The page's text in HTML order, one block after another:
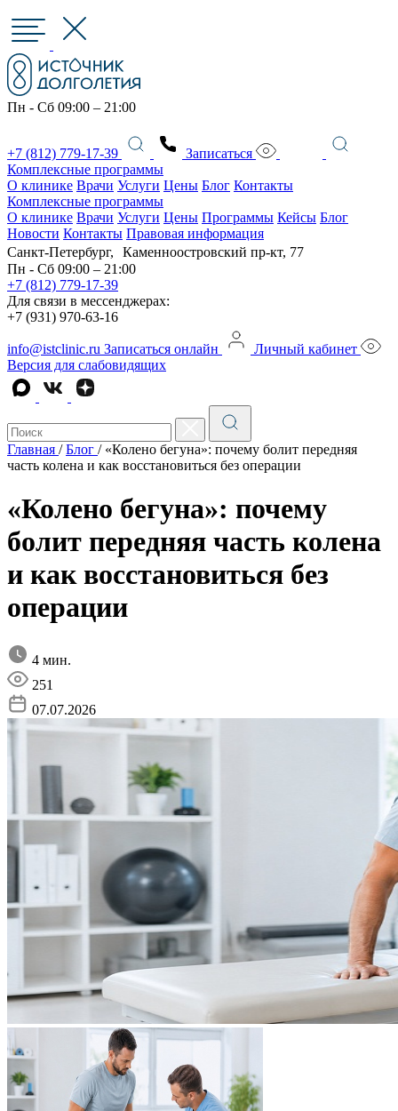
Пн - Сб 09:00 – 21:00
+7 (812) 779-17-39
Записаться
Комплексные программы
О клинике Врачи Услуги Цены Блог Контакты
Комплексные программы
О клинике Врачи Услуги Цены Программы Кейсы Блог
Новости Контакты Правовая информация
Санкт-Петербург, Каменноостровский пр-кт, 77
Пн - Сб 09:00 – 21:00
+7 (812) 779-17-39
Для связи в мессенджерах:
+7 (931) 970-63-16
info@istclinic.ru Записаться онлайн
Личный кабинет
Версия для слабовидящих
Главная / Блог / «Колено бегуна»: почему болит передняя
часть колена и как восстановиться без операции
«Колено бегуна»: почему
болит передняя часть колена
и как восстановиться без
операции
4 мин.
251
07.07.2026